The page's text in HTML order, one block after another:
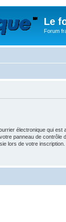
Le
Forum
électronique qui
panneau de contrôle
lors de votre inscription.